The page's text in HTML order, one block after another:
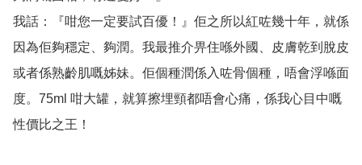
我話：『咁您一定要試百優！』佢之所以紅咗幾十年，就係
因為佢夠穩定、夠潤。我最推介畀住喺外國、皮膚乾到脫皮
或者係熟齡肌嘅姊妹。佢個種潤係入咗骨個種，唔會浮喺面
度。75ml 咁大罐，就算擦埋頸都唔會心痛，係我心目中嘅
性價比之王！